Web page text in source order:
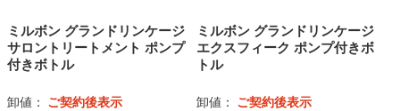
ミルボン グランドリンケージ
サロントリートメント ポンプ
付きボトル
卸値： ご契約後表示
ミルボン グランドリンケージ
エクスフィーク ポンプ付きボ
トル
卸値： ご契約後表示